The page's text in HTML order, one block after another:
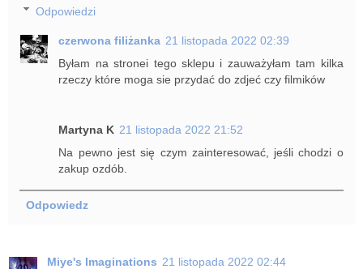
Odpowiedzi
czerwona filiżanka 21 listopada 2022 02:39
Byłam na stronei tego sklepu i zauważyłam tam kilka
rzeczy które moga sie przydać do zdjeć czy filmików
Martyna K 21 listopada 2022 21:52
Na pewno jest się czym zainteresować, jeśli chodzi o
zakup ozdób.
Odpowiedz
Miye's Imaginations 21 listopada 2022 02:44